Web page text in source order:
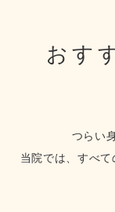
おす
つらい
当院では、すべ